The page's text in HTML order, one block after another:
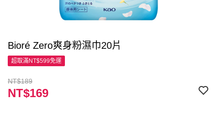
Bioré Zero爽身粉濕巾20片
超取滿NT$599免運
NT$189
NT$169